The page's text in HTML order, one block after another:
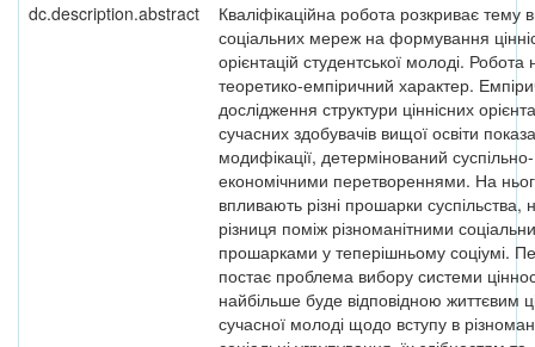
dc.description.abstract
Кваліфікаційна робота розкриває тему
соціальних мереж на формування
орієнтацій студентської молоді. Робота
теоретико-емпіричний характер.
дослідження структури ціннісних
сучасних здобувачів вищої освіти
модифікації, детермінований суспільно-
економічними перетвореннями. На
впливають різні прошарки суспільства,
різниця поміж різноманітними
прошарками у теперішньому соціумі.
постає проблема вибору системи
найбільше буде відповідною життєвим
сучасної молоді щодо вступу в